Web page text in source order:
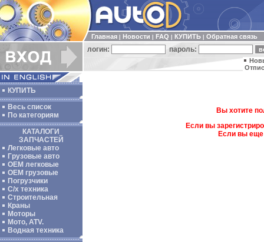
Главная Новости FAQ КУПИТЬ Обратная связь
логин: пароль:
КУПИТЬ
Весь список
По категориям
КАТАЛОГИ
ЗАПЧАСТЕЙ
Легковые авто
Грузовые авто
ОЕМ легковые
OEM грузовые
Погрузчики
С/х техника
Строительная
Краны
Моторы
Мото, ATV.
Водная техника
Вы хотите
Если вы
Если вы еще